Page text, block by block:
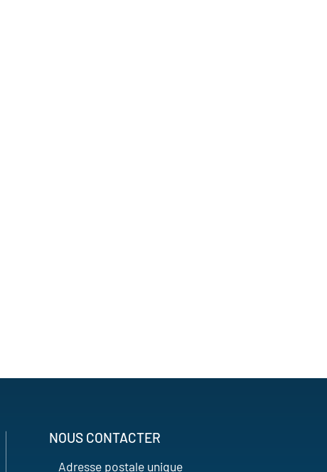
NOUS CONTACTER
Adresse postale unique